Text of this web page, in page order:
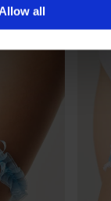
all